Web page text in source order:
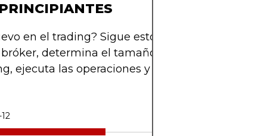
en el trading? Sigue estos primeros pasos
determina el tamaño de tu posición,
ejecuta las operaciones y lleva un registro